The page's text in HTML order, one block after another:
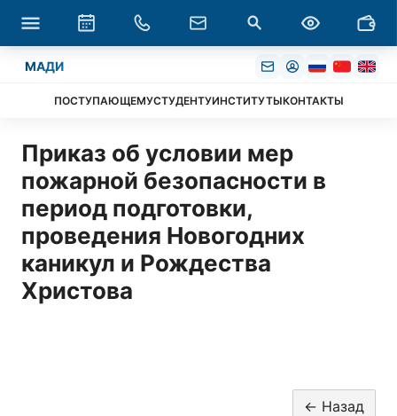
МАДИ
ПОСТУПАЮЩЕМУСТУДЕНТУИНСТИТУТЫКОНТАКТЫ
Приказ об условии мер
пожарной безопасности в
период подготовки,
проведения Новогодних
каникул и Рождества
Христова